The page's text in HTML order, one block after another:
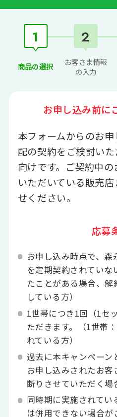
1
商品の選択
2
お客さま情報
の入力
お申し込み前に
本フォームからのお
配の契約をご検討い
向けです。ご契約中
いただいている販売
せください。
応募
お申し込み時点で、
を定期契約されていな
たことがある場合、
している方）
1世帯につき1回（1セ
ただきます。（1世帯
れている方）
過去に本キャンペーン
お申し込みされたお
断りさせていただく場
同時期に実施されてい
は併用できない場合が